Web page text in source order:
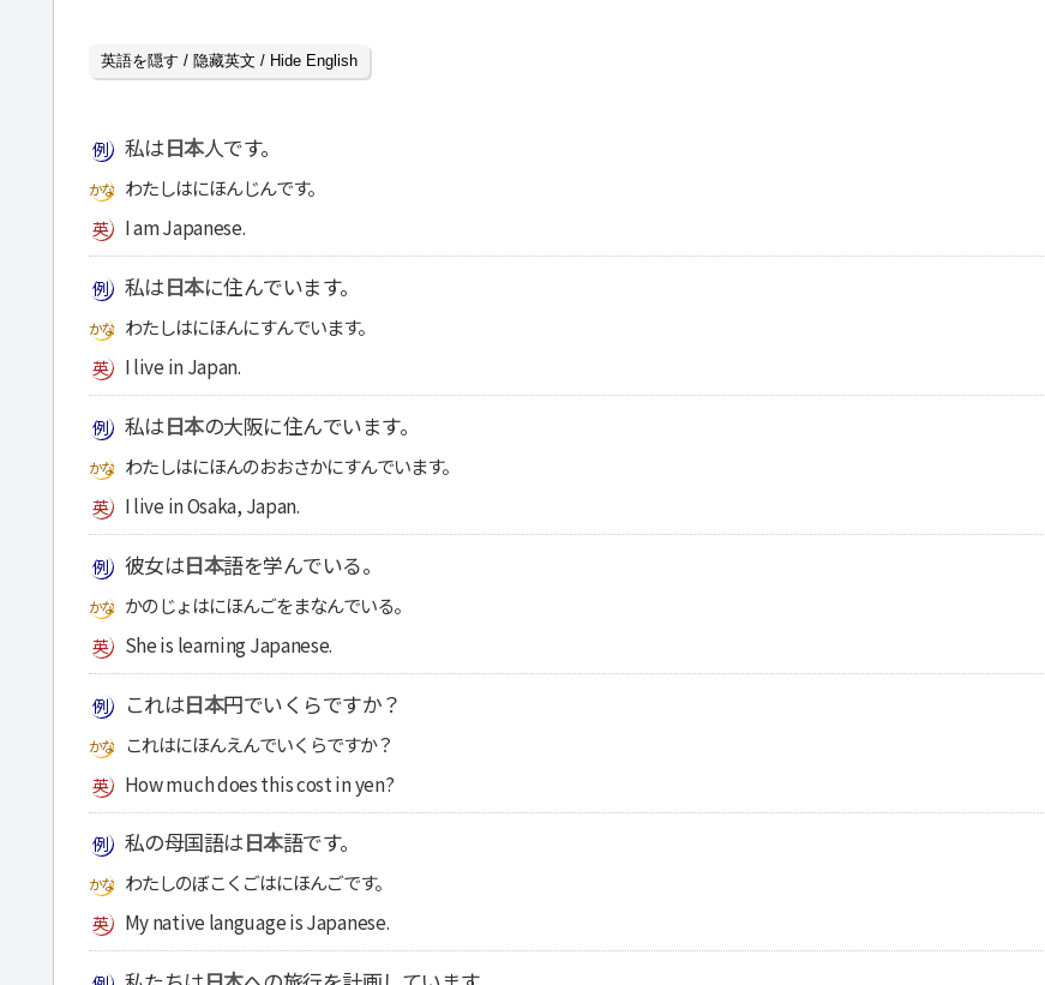
英語を隠す / 隐藏英文 / Hide English
私は日本人です。
わたしはにほんじんです。
I am Japanese.
私は日本に住んでいます。
わたしはにほんにすんでいます。
I live in Japan.
私は日本の大阪に住んでいます。
わたしはにほんのおおさかにすんでいます。
I live in Osaka, Japan.
彼女は日本語を学んでいる。
かのじょはにほんごをまなんでいる。
She is learning Japanese.
これは日本円でいくらですか？
これはにほんえんでいくらですか？
How much does this cost in yen?
私の母国語は日本語です。
わたしのぼこくごはにほんごです。
My native language is Japanese.